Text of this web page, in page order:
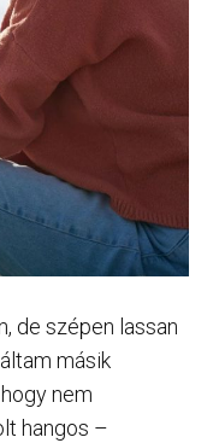
de szépen lassan
másik
nem
hangos –